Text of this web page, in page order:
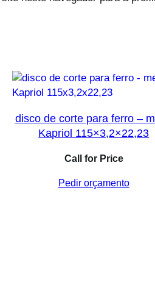
disco de corte para ferro –
Kapriol 115×3,2×22,23
Call for Price
Pedir orçamento